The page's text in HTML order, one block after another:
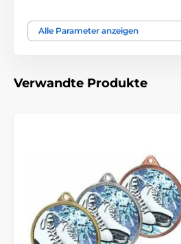
Auszeichnungstyp
Alle Parameter anzeigen
Verwandte Produkte